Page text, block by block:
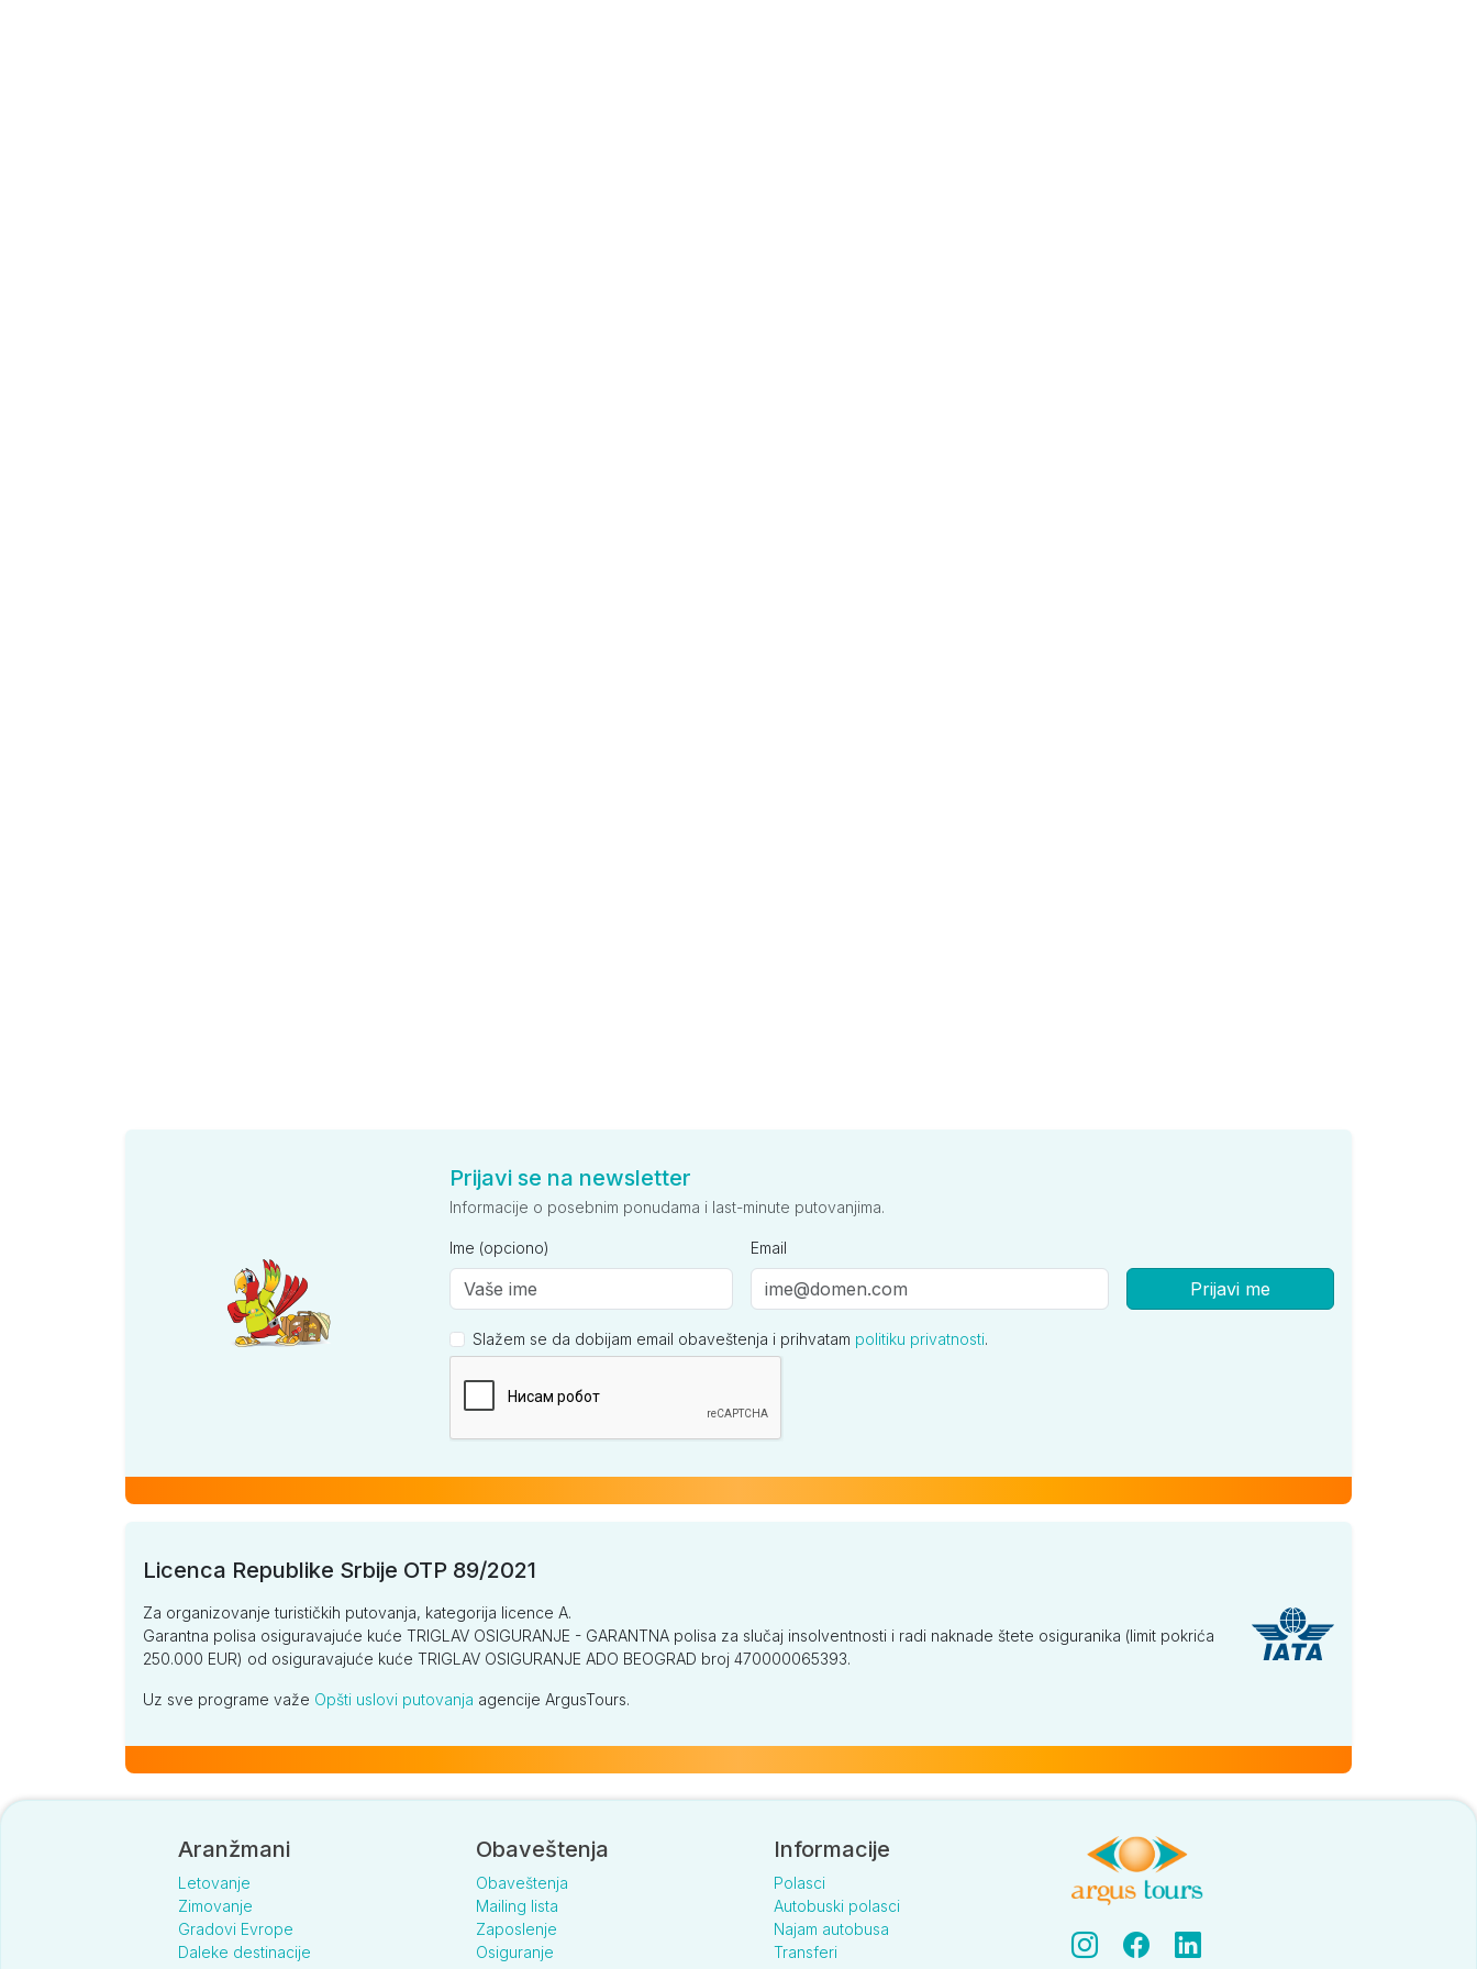
Prijavi se na newsletter
Informacije o posebnim ponudama i last-minute putovanjima.
Ime (opciono) Email
Prijavi me
Slažem se da dobijam email obaveštenja i prihvatam politiku privatnosti.
Licenca Republike Srbije OTP 89/2021
Za organizovanje turističkih putovanja, kategorija licence A.
Garantna polisa osiguravajuće kuće TRIGLAV OSIGURANJE - GARANTNA polisa za slučaj insolventnosti i radi naknade štete osiguranika (limit pokrića
250.000 EUR) od osiguravajuće kuće TRIGLAV OSIGURANJE ADO BEOGRAD broj 470000065393.
Uz sve programe važe Opšti uslovi putovanja agencije ArgusTours.
Aranžmani
Letovanje
Zimovanje
Gradovi Evrope
Daleke destinacije
Obaveštenja
Obaveštenja
Mailing lista
Zaposlenje
Osiguranje
Informacije
Polasci
Autobuski polasci
Najam autobusa
Transferi